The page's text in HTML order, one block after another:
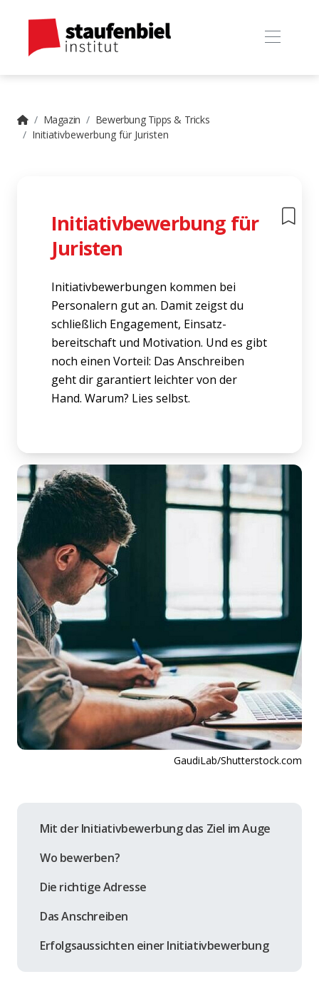
Magazin
Bewerbung Tipps & Tricks
Initiativbewerbung für Juristen
Initiativbewerbung für
Juristen
Initiativbewerbungen kommen bei
Personalern gut an. Damit zeigst du
schließlich Engagement, Einsatz­
bereitschaft und Motivation. Und es gibt
noch einen Vorteil: Das Anschreiben
geht dir garantiert leichter von der
Hand. Warum? Lies selbst.
GaudiLab/Shutterstock.com
Mit der Initiativbewerbung das Ziel im Auge
Wo bewerben?
Die richtige Adresse
Das Anschreiben
Erfolgsaussichten einer Initiativbewerbung